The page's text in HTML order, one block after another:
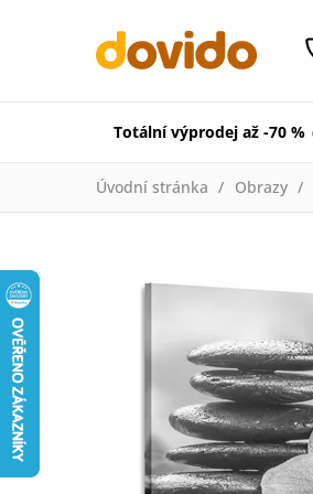
Totální výprodej až -70 %
Úvodní stránka Obrazy